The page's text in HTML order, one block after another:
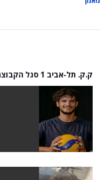
ק.ק. תל-אביב 1 סגל הקבוצה